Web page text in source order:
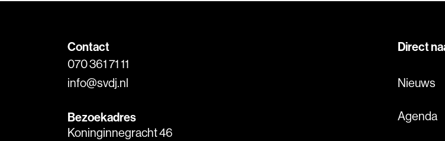
Contact
070 361 71 11
info@svdj.nl
Bezoekadres
Koninginnegracht 46
Direct
Nieuws
Agenda